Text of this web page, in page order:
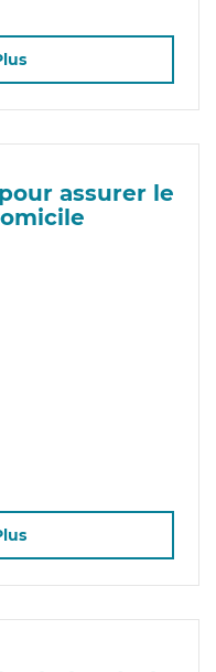
assurer le